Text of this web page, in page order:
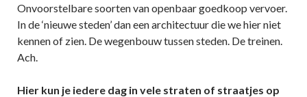
Onvoorstelbare soorten van openbaar goedkoop vervoer.
In de ‘nieuwe steden’ dan een architectuur die we hier niet
kennen of zien. De wegenbouw tussen steden. De treinen.
Ach.
Hier kun je iedere dag in vele straten of straatjes op